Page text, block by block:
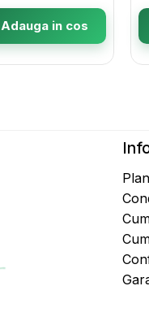
Adauga in cos